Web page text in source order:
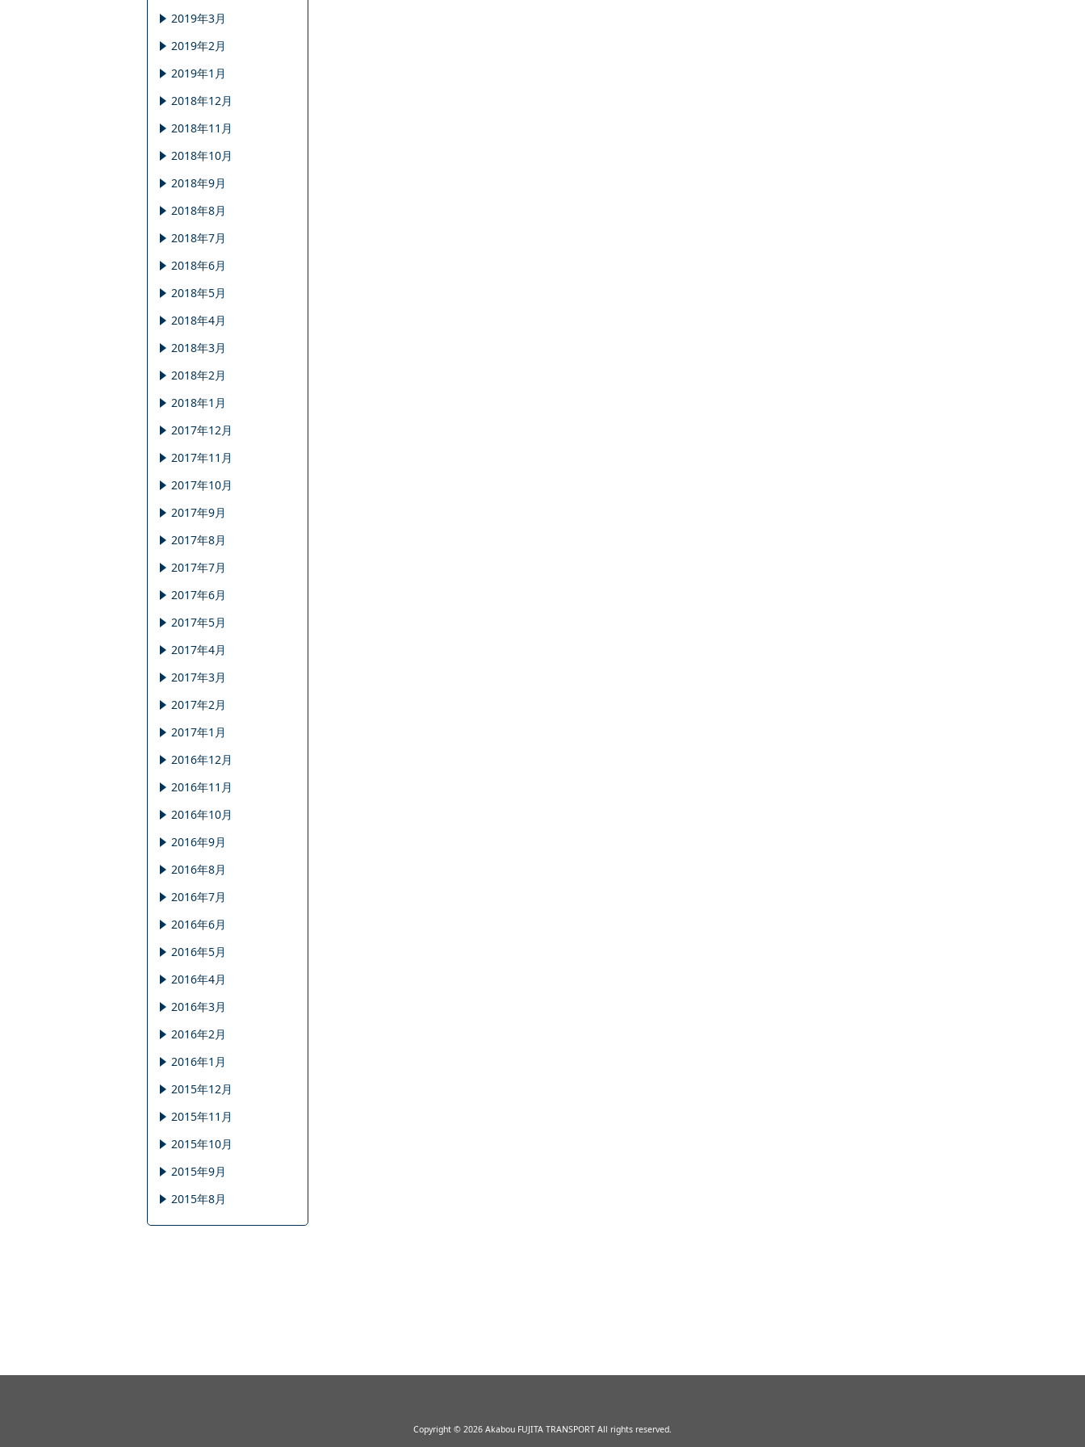
2019年3月
2019年2月
2019年1月
2018年12月
2018年11月
2018年10月
2018年9月
2018年8月
2018年7月
2018年6月
2018年5月
2018年4月
2018年3月
2018年2月
2018年1月
2017年12月
2017年11月
2017年10月
2017年9月
2017年8月
2017年7月
2017年6月
2017年5月
2017年4月
2017年3月
2017年2月
2017年1月
2016年12月
2016年11月
2016年10月
2016年9月
2016年8月
2016年7月
2016年6月
2016年5月
2016年4月
2016年3月
2016年2月
2016年1月
2015年12月
2015年11月
2015年10月
2015年9月
2015年8月
Copyright © 2026 Akabou FUJITA TRANSPORT All rights reserved.